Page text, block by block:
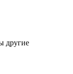
другие